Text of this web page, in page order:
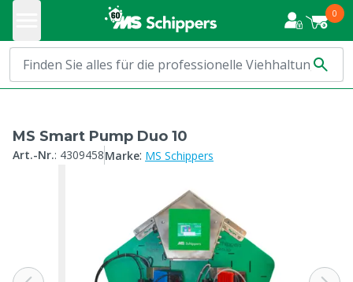
0
MS Smart Pump Duo 10
Art.-Nr.: 4309458Marke: MS Schippers